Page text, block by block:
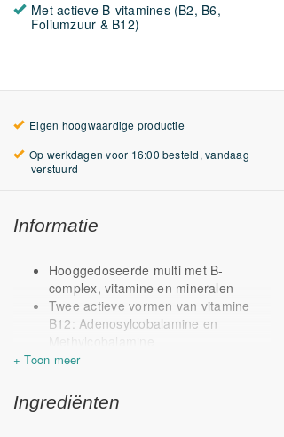
Met actieve B-vitamines (B2, B6,
Foliumzuur & B12)
Eigen hoogwaardige productie
Op werkdagen voor 16:00 besteld, vandaag
verstuurd
Informatie
Hooggedoseerde multi met B-
complex, vitamine en mineralen
Twee actieve vormen van vitamine
B12: Adenosylcobalamine en
Methylcobalamine
Onderscheidend door o.a. vegan D3
magnesium
Met vitamine K1 & K2
Ingrediënten